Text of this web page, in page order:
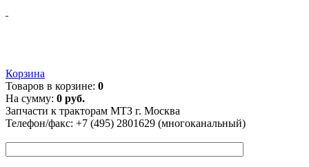
Корзина
Товаров в корзине: 0
На сумму: 0 руб.
Запчасти к тракторам МТЗ г. Москва
Телефон/факс: +7 (495) 2801629 (многоканальный)